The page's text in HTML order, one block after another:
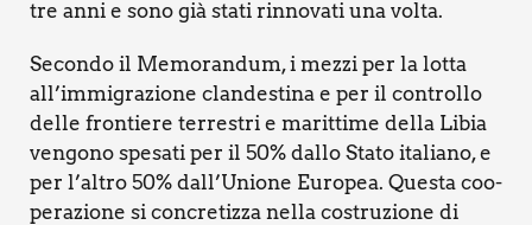
tre anni e sono già sta­ti rin­no­va­ti una vol­ta.
Secon­do il Memo­ran­dum, i mez­zi per la lot­ta
all’immigrazione clan­de­sti­na e per il con­trol­lo
del­le fron­tie­re ter­re­stri e marit­ti­me del­la Libia
ven­go­no spe­sa­ti per il 50% dal­lo Sta­to ita­lia­no, e
per l’altro 50% dall’Unione Euro­pea. Que­sta coo­
pe­ra­zio­ne si con­cre­tiz­za nel­la costru­zio­ne di